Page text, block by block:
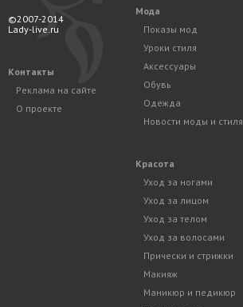
©2007-2014
Lady-live.ru
Контакты
Реклама на сайте
О проекте
Мода
Показы мод
Уроки стиля
Аксессуары
Обувь
Одежда
Новости моды и стиля
Красота
Уход за ногами
Уход за лицом
Уход за телом
Уход за волосами
Прически и стрижки
Макияж
Маникюр и педикюр